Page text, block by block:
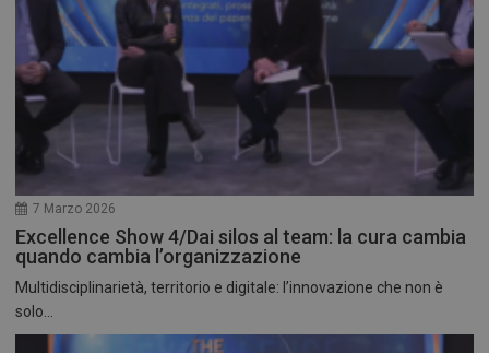
7 Marzo 2026
Excellence Show 4/Dai silos al team: la cura cambia
quando cambia l’organizzazione
Multidisciplinarietà, territorio e digitale: l’innovazione che non è
solo...